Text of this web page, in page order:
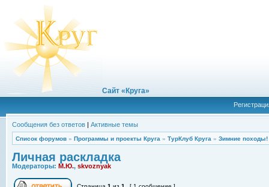
Сайт «Круга»
Сообщения без ответов | Активные темы
Список форумов » Программы и проекты Круга » ТурКлуб Круга » Зимние походы!
Личная раскладка
Модераторы: М.Ю., skvoznyak